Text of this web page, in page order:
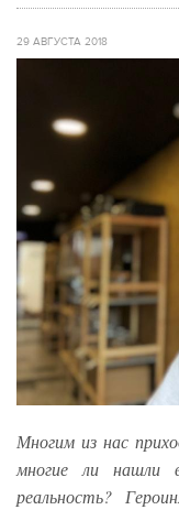
29 АВГУСТА 2018
Многим из нас
многие ли нашли
реальность?